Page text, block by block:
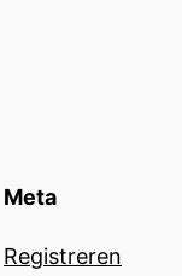
Meta
Registreren